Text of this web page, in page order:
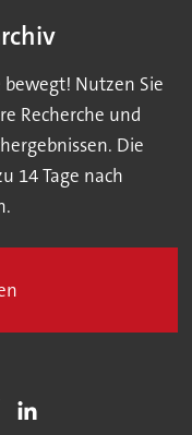
bewegt! Nutzen Sie
Recherche und
Die
14 Tage nach